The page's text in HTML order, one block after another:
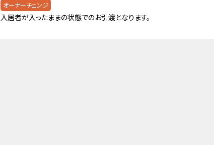
オーナーチェンジ
入居者が入ったままの状態でのお引渡となります。